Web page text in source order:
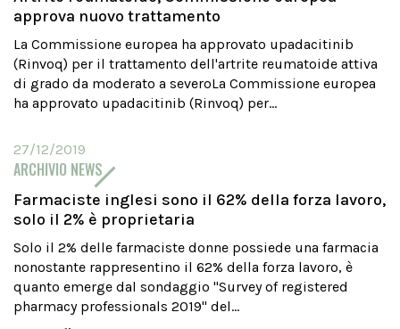
approva nuovo trattamento
La Commissione europea ha approvato upadacitinib
(Rinvoq) per il trattamento dell'artrite reumatoide attiva
di grado da moderato a severoLa Commissione europea
ha approvato upadacitinib (Rinvoq) per...
27/12/2019
ARCHIVIO NEWS
Farmaciste inglesi sono il 62% della forza lavoro,
solo il 2% è proprietaria
Solo il 2% delle farmaciste donne possiede una farmacia
nonostante rappresentino il 62% della forza lavoro, è
quanto emerge dal sondaggio "Survey of registered
pharmacy professionals 2019" del...